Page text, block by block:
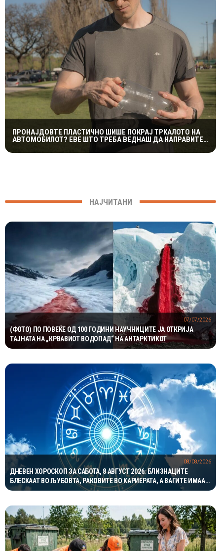
ПРОНАЈДОВТЕ ПЛАСТИЧНО ШИШЕ ПОКРАЈ ТРКАЛОТО НА
АВТОМОБИЛОТ? ЕВЕ ШТО ТРЕБА ВЕДНАШ ДА НАПРАВИТЕ
НАЈЧИТАНИ
(ФОТО) ПО ПОВЕЌЕ ОД 100 ГОДИНИ НАУЧНИЦИТЕ ЈА ОТКРИЈА
ТАЈНАТА НА „КРВАВИОТ ВОДОПАД“ НА АНТАРКТИКОТ
07/07/2026
ДНЕВЕН ХОРОСКОП ЗА САБОТА, 8 АВГУСТ 2026: БЛИЗНАЦИТЕ
БЛЕСКААТ ВО ЉУБОВТА, РАКОВИТЕ ВО КАРИЕРАТА, А ВАГИТЕ ИМААТ
ОДЛИЧЕН ДЕН ЗА ХАРМОНИЈА
08/08/2026